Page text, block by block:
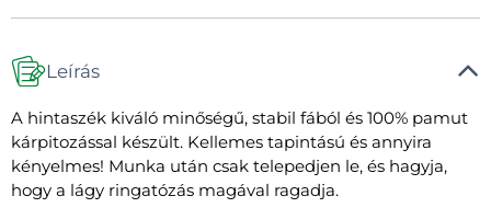
Leírás
A hintaszék kiváló minőségű, stabil fából és 100% pamut
kárpitozással készült. Kellemes tapintású és annyira
kényelmes! Munka után csak telepedjen le, és hagyja,
hogy a lágy ringatózás magával ragadja.